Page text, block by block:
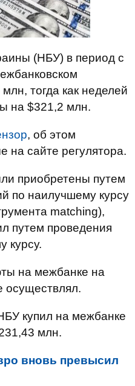
(НБУ) в период с
тогда как неделей
на $321,2 млн.
, об этом
на сайте регулятора.
приобретены путем
по наилучшему курсу
matching),
путем проведения
курсу.
на межбанке на
купил на межбанке
млн.
вновь превысил